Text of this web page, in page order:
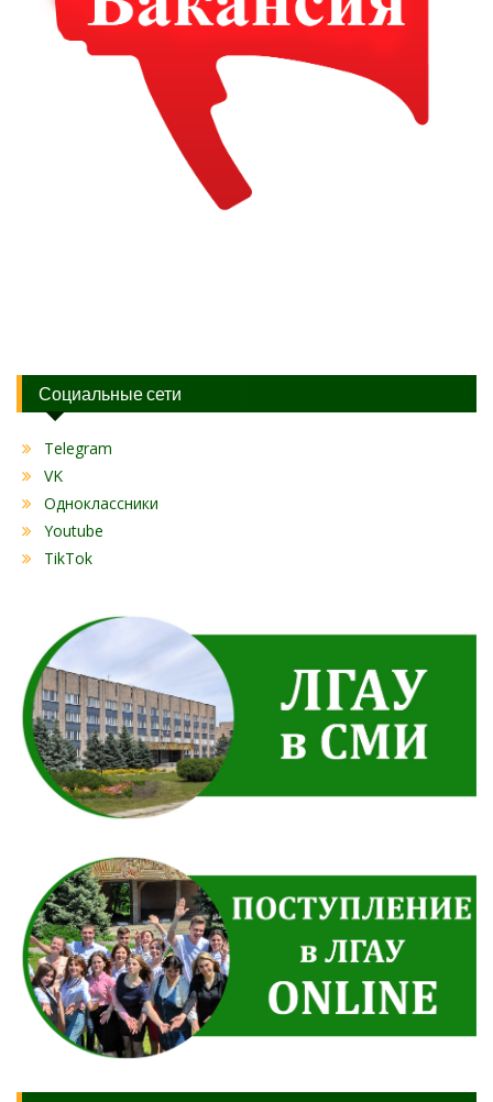
Социальные сети
Telegram
VK
Одноклассники
Youtube
TikTok